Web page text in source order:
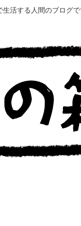
活する人間のブログ